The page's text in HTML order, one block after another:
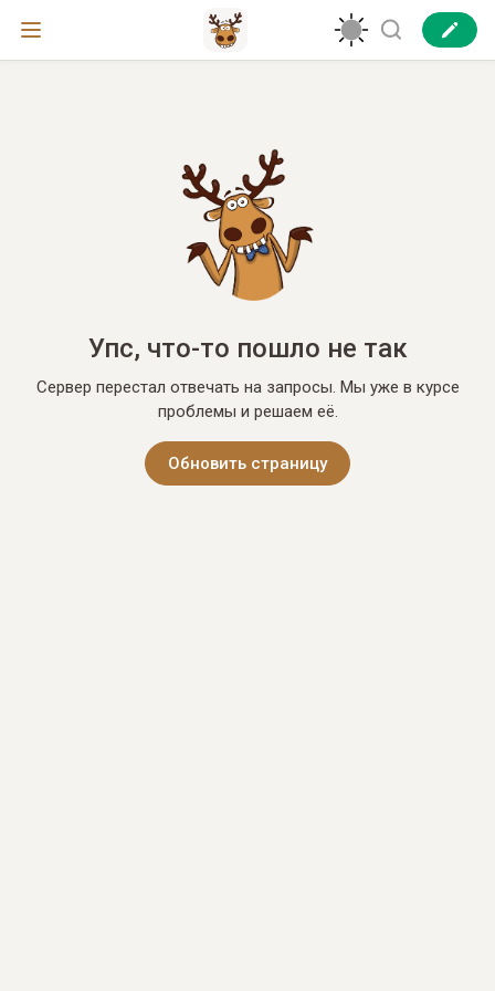
Упс, что-то пошло не так
Сервер перестал отвечать на запросы. Мы уже в курсе
проблемы и решаем её.
Обновить страницу